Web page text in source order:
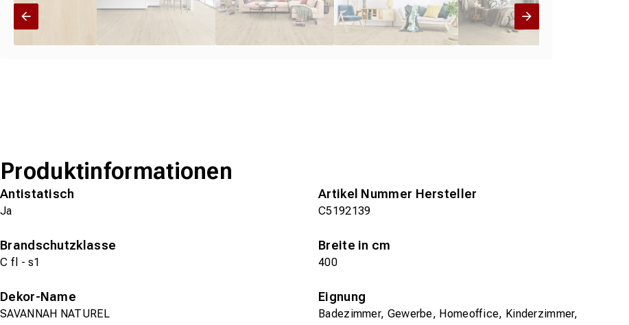
Produktinformationen
Antistatisch
Ja
Artikel Nummer Hersteller
C5192139
Brandschutzklasse
C fl - s1
Breite in cm
400
Dekor-Name
SAVANNAH NATUREL
Eignung
Badezimmer, Gewerbe, Homeoffice, Kinderzimmer,